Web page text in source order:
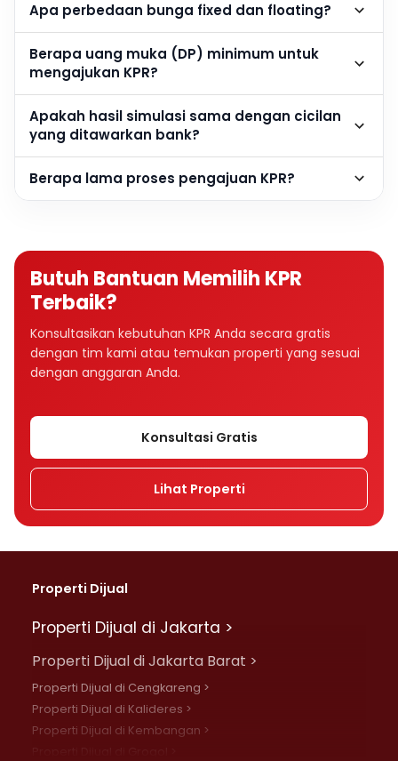
Apa perbedaan bunga fixed dan floating?
Berapa uang muka (DP) minimum untuk
mengajukan KPR?
Apakah hasil simulasi sama dengan cicilan
yang ditawarkan bank?
Berapa lama proses pengajuan KPR?
Butuh Bantuan Memilih KPR
Terbaik?
Konsultasikan kebutuhan KPR Anda secara gratis
dengan tim kami atau temukan properti yang sesuai
dengan anggaran Anda.
Konsultasi Gratis
Lihat Properti
Properti Dijual
Properti Dijual di Jakarta >
Properti Dijual di Jakarta Barat >
Properti Dijual di Cengkareng >
Properti Dijual di Kalideres >
Properti Dijual di Kembangan >